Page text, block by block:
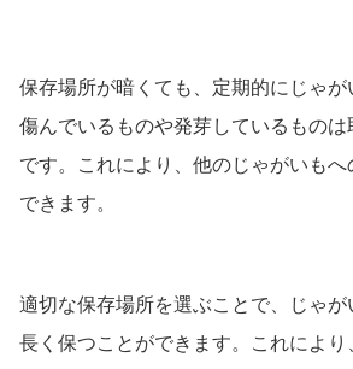
保存場所が暗くても、定期的にじゃが
傷んでいるものや発芽しているものは
です。これにより、他のじゃがいも
できます。
適切な保存場所を選ぶことで、じゃ
長く保つことができます。これによ